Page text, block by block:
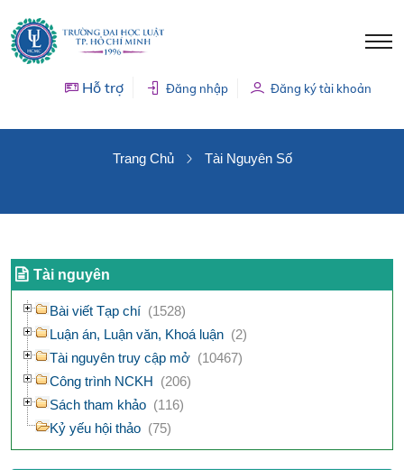
Hỗ trợ Đăng nhập Đăng ký tài khoản
Trang Chủ Tài Nguyên Số
Tài nguyên
Bài viết Tạp chí (1528)
Luận án, Luận văn, Khoá luận (2)
Tài nguyên truy cập mở (10467)
Công trình NCKH (206)
Sách tham khảo (116)
Kỷ yếu hội thảo (75)